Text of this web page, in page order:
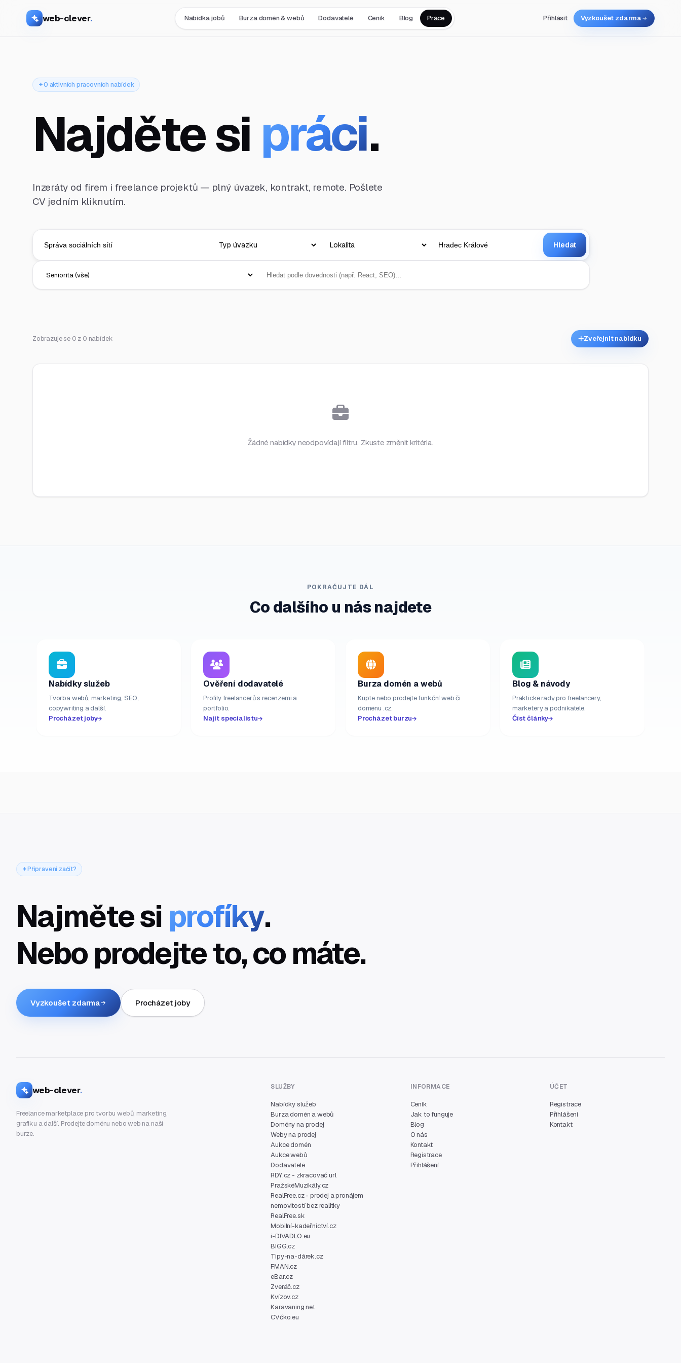
web-clever. Nabídka jobů Burza domén & webů Dodavatelé Ceník Blog Práce Přihlásit Vyzkoušet zdarma
0 aktivních pracovních nabídek
Najděte si práci.
Inzeráty od firem i freelance projektů — plný úvazek, kontrakt, remote. Pošlete
CV jedním kliknutím.
Hledat
Zobrazuje se 0 z 0 nabídek Zveřejnit nabídku
Žádné nabídky neodpovídají filtru. Zkuste změnit kritéria.
POKRAČUJTE DÁL
Co dalšího u nás najdete
Nabídky služeb
Tvorba webů, marketing, SEO,
copywriting a další.
Procházet joby
Ověření dodavatelé
Profily freelancerů s recenzemi a
portfolio.
Najít specialistu
Burza domén a webů
Kupte nebo prodejte funkční web či
doménu .cz.
Procházet burzu
Blog & návody
Praktické rady pro freelancery,
marketéry a podnikatele.
Číst články
Připraveni začít?
Najměte si profíky.
Nebo prodejte to, co máte.
Vyzkoušet zdarma Procházet joby
web-clever.
Freelance marketplace pro tvorbu webů, marketing,
grafiku a další. Prodejte doménu nebo web na naší
burze.
SLUŽBY
Nabídky služeb
Burza domén a webů
Domény na prodej
Weby na prodej
Aukce domén
Aukce webů
Dodavatelé
RDY.cz - zkracovač url
PražskéMuzikály.cz
RealFree.cz - prodej a pronájem
nemovitostí bez realitky
RealFree.sk
Mobilní-kadeřnictví.cz
i-DIVADLO.eu
BIGG.cz
Tipy-na-dárek.cz
FMAN.cz
eBar.cz
Zveráč.cz
Kvízov.cz
Karavaning.net
CVčko.eu
INFORMACE
Ceník
Jak to funguje
Blog
O nás
Kontakt
Registrace
Přihlášení
ÚČET
Registrace
Přihlášení
Kontakt